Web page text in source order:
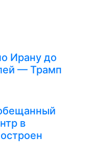
Ирану до
— Трамп
в